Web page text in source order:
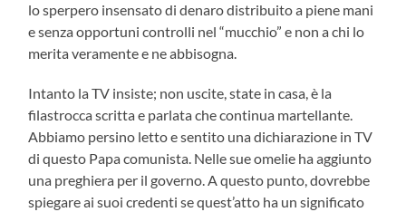
lo sperpero insensato di denaro distribuito a piene mani
e senza opportuni controlli nel “mucchio” e non a chi lo
merita veramente e ne abbisogna.
Intanto la TV insiste; non uscite, state in casa, è la
filastrocca scritta e parlata che continua martellante.
Abbiamo persino letto e sentito una dichiarazione in TV
di questo Papa comunista. Nelle sue omelie ha aggiunto
una preghiera per il governo. A questo punto, dovrebbe
spiegare ai suoi credenti se quest’atto ha un significato